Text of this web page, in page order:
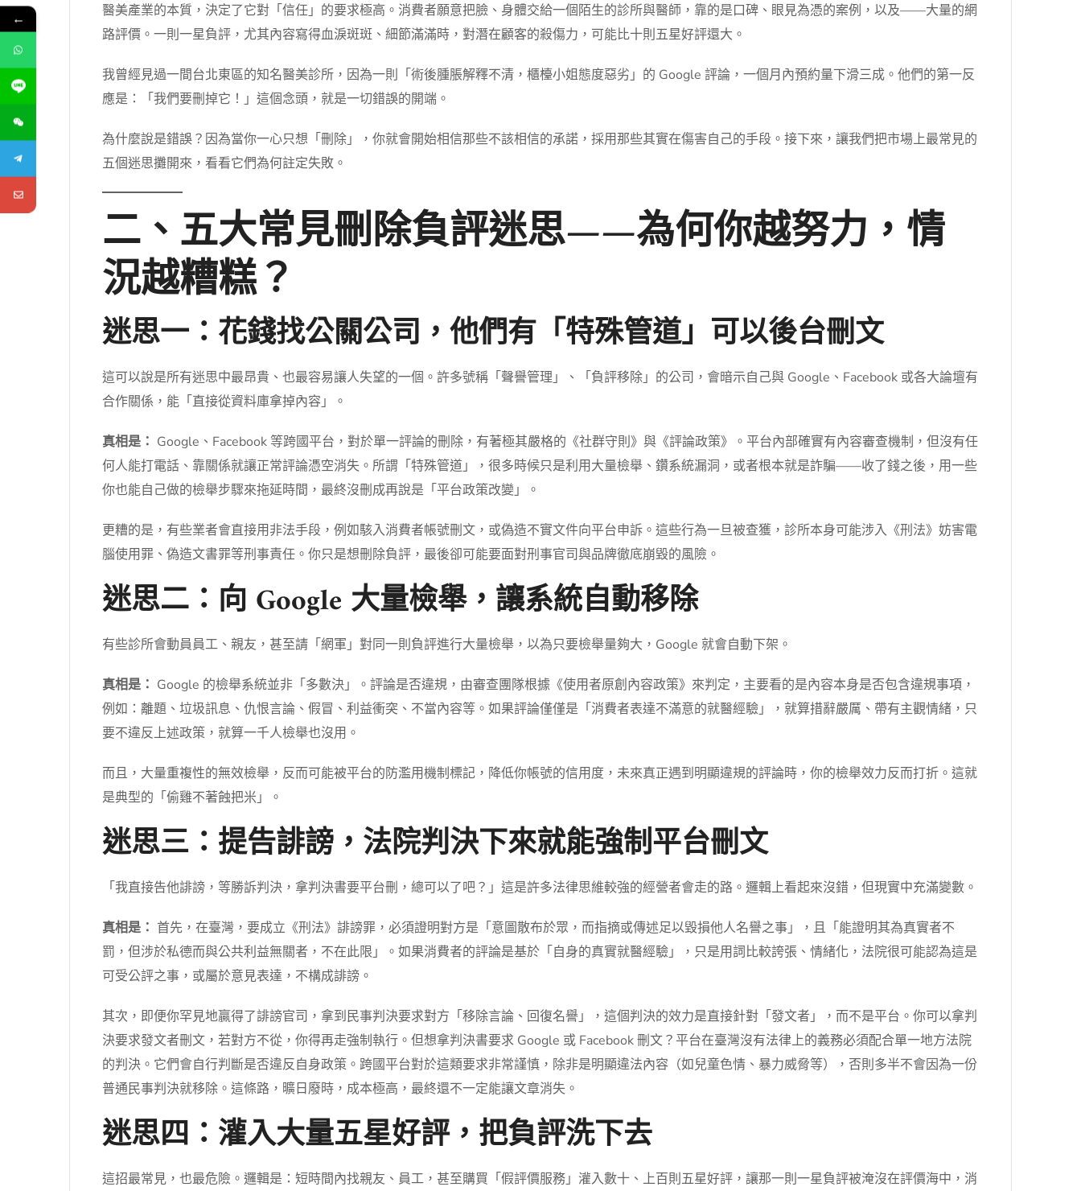
醫美產業的本質，決定了它對「信任」的要求極高。消費者願意把臉、身體交給一個陌生的診所與醫師，靠的是口碑、眼見為憑的案例，以及——大量的網
路評價。一則一星負評，尤其內容寫得血淚斑斑、細節滿滿時，對潛在顧客的殺傷力，可能比十則五星好評還大。
我曾經見過一間台北東區的知名醫美診所，因為一則「術後腫脹解釋不清，櫃檯小姐態度惡劣」的 Google 評論，一個月內預約量下滑三成。他們的第一反
應是：「我們要刪掉它！」這個念頭，就是一切錯誤的開端。
為什麼說是錯誤？因為當你一心只想「刪除」，你就會開始相信那些不該相信的承諾，採用那些其實在傷害自己的手段。接下來，讓我們把市場上最常見的
五個迷思攤開來，看看它們為何註定失敗。
二、五大常見刪除負評迷思——為何你越努力，情
況越糟糕？
迷思一：花錢找公關公司，他們有「特殊管道」可以後台刪文
這可以說是所有迷思中最昂貴、也最容易讓人失望的一個。許多號稱「聲譽管理」、「負評移除」的公司，會暗示自己與 Google、Facebook 或各大論壇有
合作關係，能「直接從資料庫拿掉內容」。
真相是： Google、Facebook 等跨國平台，對於單一評論的刪除，有著極其嚴格的《社群守則》與《評論政策》。平台內部確實有內容審查機制，但沒有任
何人能打電話、靠關係就讓正常評論憑空消失。所謂「特殊管道」，很多時候只是利用大量檢舉、鑽系統漏洞，或者根本就是詐騙——收了錢之後，用一些
你也能自己做的檢舉步驟來拖延時間，最終沒刪成再說是「平台政策改變」。
更糟的是，有些業者會直接用非法手段，例如駭入消費者帳號刪文，或偽造不實文件向平台申訴。這些行為一旦被查獲，診所本身可能涉入《刑法》妨害電
腦使用罪、偽造文書罪等刑事責任。你只是想刪除負評，最後卻可能要面對刑事官司與品牌徹底崩毀的風險。
迷思二：向 Google 大量檢舉，讓系統自動移除
有些診所會動員員工、親友，甚至請「網軍」對同一則負評進行大量檢舉，以為只要檢舉量夠大，Google 就會自動下架。
真相是： Google 的檢舉系統並非「多數決」。評論是否違規，由審查團隊根據《使用者原創內容政策》來判定，主要看的是內容本身是否包含違規事項，
例如：離題、垃圾訊息、仇恨言論、假冒、利益衝突、不當內容等。如果評論僅僅是「消費者表達不滿意的就醫經驗」，就算措辭嚴厲、帶有主觀情緒，只
要不違反上述政策，就算一千人檢舉也沒用。
而且，大量重複性的無效檢舉，反而可能被平台的防濫用機制標記，降低你帳號的信用度，未來真正遇到明顯違規的評論時，你的檢舉效力反而打折。這就
是典型的「偷雞不著蝕把米」。
迷思三：提告誹謗，法院判決下來就能強制平台刪文
「我直接告他誹謗，等勝訴判決，拿判決書要平台刪，總可以了吧？」這是許多法律思維較強的經營者會走的路。邏輯上看起來沒錯，但現實中充滿變數。
真相是： 首先，在臺灣，要成立《刑法》誹謗罪，必須證明對方是「意圖散布於眾，而指摘或傳述足以毀損他人名譽之事」，且「能證明其為真實者不
罰，但涉於私德而與公共利益無關者，不在此限」。如果消費者的評論是基於「自身的真實就醫經驗」，只是用詞比較誇張、情緒化，法院很可能認為這是
可受公評之事，或屬於意見表達，不構成誹謗。
其次，即便你罕見地贏得了誹謗官司，拿到民事判決要求對方「移除言論、回復名譽」，這個判決的效力是直接針對「發文者」，而不是平台。你可以拿判
決要求發文者刪文，若對方不從，你得再走強制執行。但想拿判決書要求 Google 或 Facebook 刪文？平台在臺灣沒有法律上的義務必須配合單一地方法院
的判決。它們會自行判斷是否違反自身政策。跨國平台對於這類要求非常謹慎，除非是明顯違法內容（如兒童色情、暴力威脅等），否則多半不會因為一份
普通民事判決就移除。這條路，曠日廢時，成本極高，最終還不一定能讓文章消失。
迷思四：灌入大量五星好評，把負評洗下去
這招最常見，也最危險。邏輯是：短時間內找親友、員工，甚至購買「假評價服務」灌入數十、上百則五星好評，讓那一則一星負評被淹沒在評價海中，消
←